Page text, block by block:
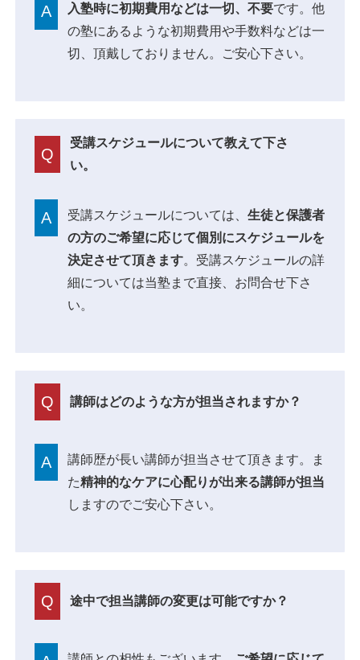
A 入塾時に初期費用などは一切、不要です。他
の塾にあるような初期費用や手数料などは一
切、頂戴しておりません。ご安心下さい。
Q
受講スケジュールについて教えて下さ
い。
A 受講スケジュールについては、 生徒と保護者
の方のご希望に応じて個別にスケジュールを
決定させて頂きます。受講スケジュールの詳
細については当塾まで直接、お問合せ下さ
い。
Q 講師はどのような方が担当されますか？
A
講師歴が長い講師が担当させて頂きます。ま
た精神的なケアに心配りが出来る講師が担当
しますのでご安心下さい。
Q 途中で担当講師の変更は可能ですか？